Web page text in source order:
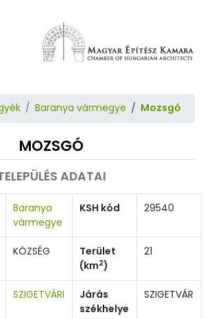
Baranya vármegye Mozsgó
MOZSGÓ
ADATAI
Baranya
vármegye
KSH kód 29540
KÖZSÉG
Terület
(km2)
21
SZIGETVÁRI
Járás
székhelye
SZIGETVÁR